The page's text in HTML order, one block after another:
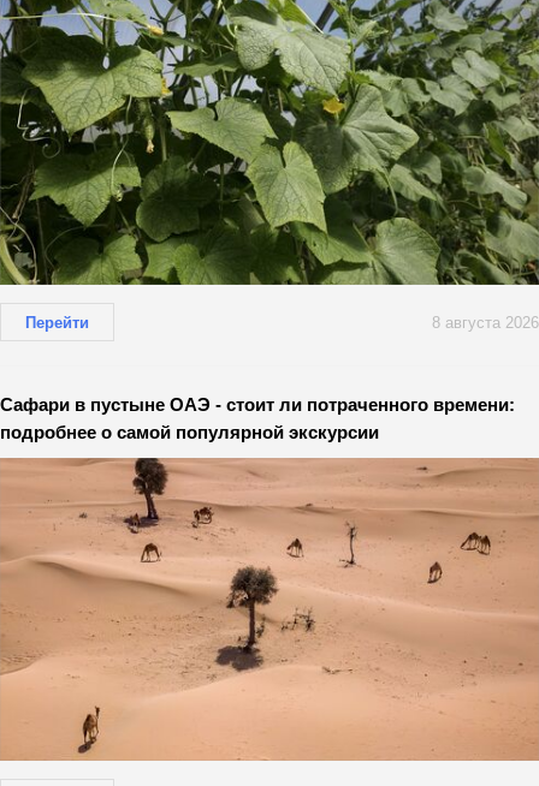
Перейти 8 августа 2026
Сафари в пустыне ОАЭ - стоит ли потраченного времени:
подробнее о самой популярной экскурсии